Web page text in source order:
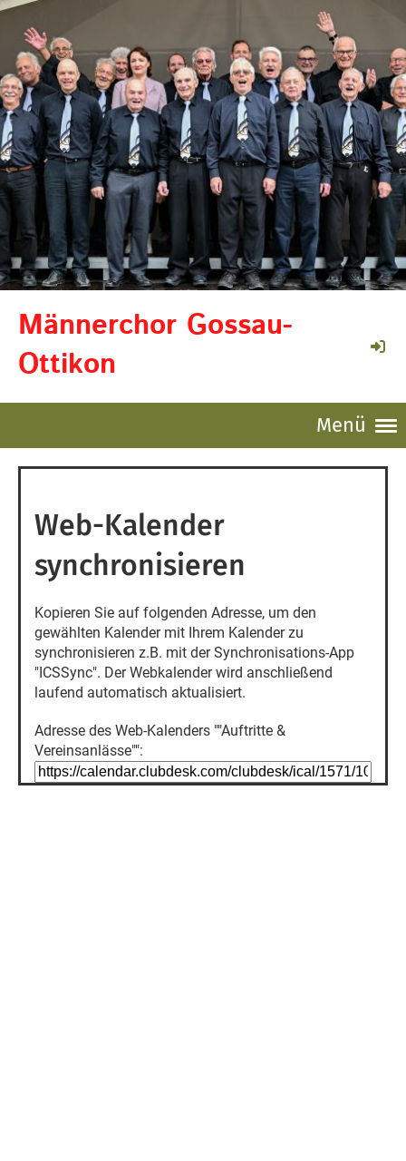
Männerchor Gossau-
Ottikon
Menü
Web-Kalender
synchronisieren
Kopieren Sie auf folgenden Adresse, um den
gewählten Kalender mit Ihrem Kalender zu
synchronisieren z.B. mit der Synchronisations-App
"ICSSync". Der Webkalender wird anschließend
laufend automatisch aktualisiert.
Adresse des Web-Kalenders ""Auftritte &
Vereinsanlässe"":